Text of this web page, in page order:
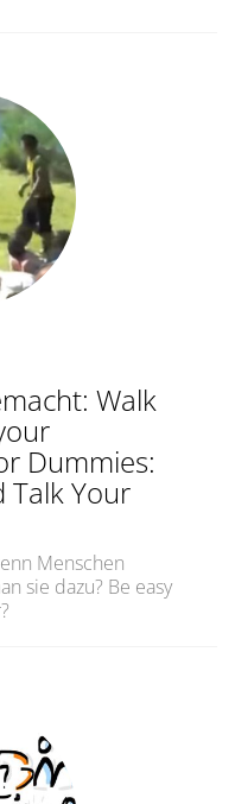
Walk
Dummies:
Talk Your
Menschen
sie dazu? Be easy